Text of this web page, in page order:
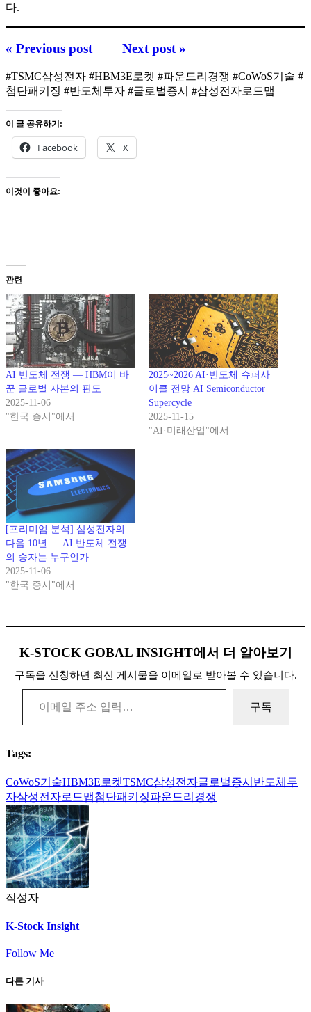
다.
« Previous post Next post »
#TSMC삼성전자 #HBM3E로켓 #파운드리경쟁 #CoWoS기술 #
첨단패키징 #반도체투자 #글로벌증시 #삼성전자로드맵
이 글 공유하기:
Facebook X
이것이 좋아요:
관련
AI 반도체 전쟁 — HBM이 바
꾼 글로벌 자본의 판도
2025-11-06
"한국 증시"에서
2025~2026 AI·반도체 슈퍼사
이클 전망 AI Semiconductor
Supercycle
2025-11-15
"AI·미래산업"에서
[프리미엄 분석] 삼성전자의
다음 10년 — AI 반도체 전쟁
의 승자는 누구인가
2025-11-06
"한국 증시"에서
K-STOCK GOBAL INSIGHT에서 더 알아보기
구독을 신청하면 최신 게시물을 이메일로 받아볼 수 있습니다.
이메일 주소 입력…
구독
Tags:
CoWoS기술HBM3E로켓TSMC삼성전자글로벌증시 반도체투
자삼성전자로드맵첨단패키징파운드리경쟁
작성자
K-Stock Insight
Follow Me
다른 기사